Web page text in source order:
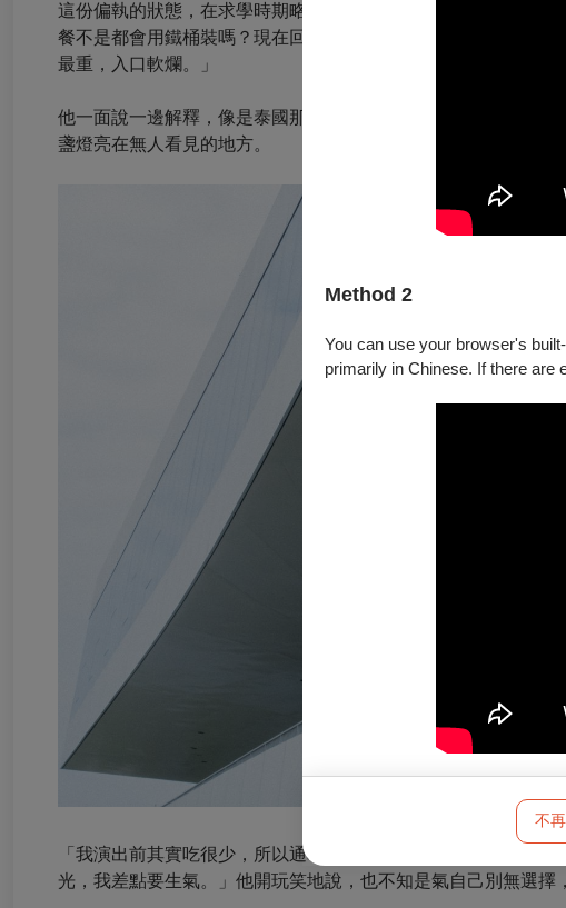
Method 2
You can use your browser's
primarily in Chinese. If there are
不
這份偏執的狀態，在求學時期略見端倪，「我很清楚自己要的
餐不是都會用鐵桶裝嗎？現在回想起來，我吃白飯的時候，很喜
最重，入口軟爛。」
他一面說一邊解釋，像是泰國那種粒粒分明的米飯不喜，柔軟的
盞燈亮在無人看見的地方。
「我演出前其實吃很少，所以通吃都會選擇輕食類。有次拍定
光，我差點要生氣。」他開玩笑地說，也不知是氣自己別無選擇